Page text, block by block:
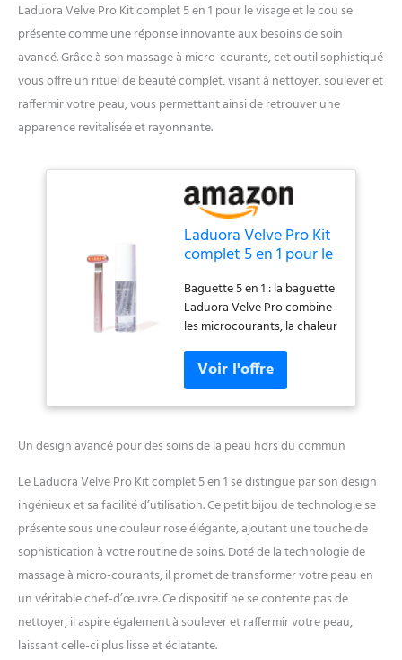
Laduora Velve Pro Kit complet 5 en 1 pour le visage et le cou se
présente comme une réponse innovante aux besoins de soin
avancé. Grâce à son massage à micro-courants, cet outil sophistiqué
vous offre un rituel de beauté complet, visant à nettoyer, soulever et
raffermir votre peau, vous permettant ainsi de retrouver une
apparence revitalisée et rayonnante.
Laduora Velve Pro Kit
complet 5 en 1 pour le
Massage à micro-
courants et du visage |
Outil avancé de soins
de la peau pour
nettoyer, soulever et
raffermir la peau (rose)
Baguette 5 en 1 : la baguette
Laduora Velve Pro combine
les microcourants, la chaleur
thérapeutique et le massage
du visage pour dynamiser la
peau, réduire les ridules et
favoriser un teint éclatant.
d'onde pour le visage :
basculez simplement entre
deux modes de couleur pour
créer un régime personnalisé
pour vos besoins individuels
de soins de la peau. 5
minutes par jour : la
baguette Velve Pro ne
nécessite que 5 minutes par
jour pour voir des résultats
visibles. Portable et
rechargeable : emportez vos
Un design avancé pour des soins de la peau hors du commun
Le Laduora Velve Pro Kit complet 5 en 1 se distingue par son design
ingénieux et sa facilité d’utilisation. Ce petit bijou de technologie se
présente sous une couleur rose élégante, ajoutant une touche de
sophistication à votre routine de soins. Doté de la technologie de
massage à micro-courants, il promet de transformer votre peau en
un véritable chef-d’œuvre. Ce dispositif ne se contente pas de
nettoyer, il aspire également à soulever et raffermir votre peau,
laissant celle-ci plus lisse et éclatante.